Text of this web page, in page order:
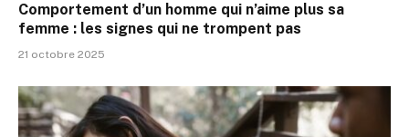
Comportement d’un homme qui n’aime plus sa
femme : les signes qui ne trompent pas
21 octobre 2025